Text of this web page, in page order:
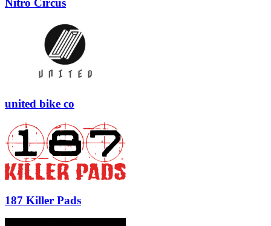
Nitro Circus
united bike co
187 Killer Pads